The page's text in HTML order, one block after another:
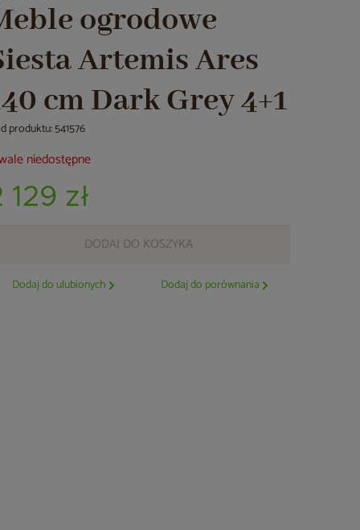
ogrodowe
Artemis Ares
cm Dark Grey 4+1
produktu: 541576
niedostępne
129 zł
DODAJ DO KOSZYKA
Dodaj do ulubionych Dodaj do porównania